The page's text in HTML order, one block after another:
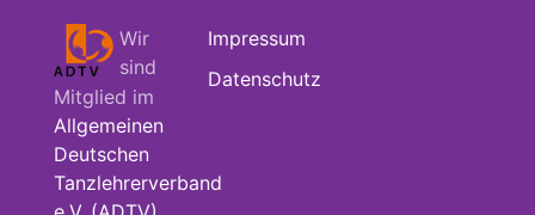
Wir
sind
Mitglied im
Allgemeinen
Deutschen
Tanzlehrerverband
Impressum
Datenschutz